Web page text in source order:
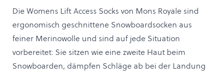
Die Womens Lift Access Socks von Mons Royale sind
ergonomisch geschnittene Snowboardsocken aus
feiner Merinowolle und sind auf jede Situation
vorbereitet: Sie sitzen wie eine zweite Haut beim
Snowboarden, dämpfen Schläge ab bei der Landung